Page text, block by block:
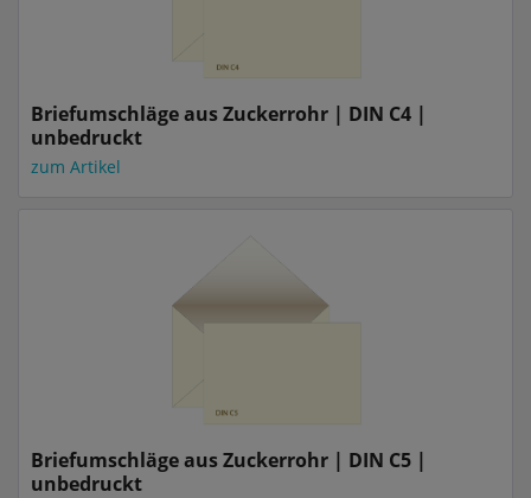
Briefumschläge aus Zuckerrohr | DIN C4 |
unbedruckt
zum Artikel
Briefumschläge aus Zuckerrohr | DIN C5 |
unbedruckt